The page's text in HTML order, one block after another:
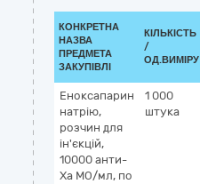
КОНКРЕТНА
НАЗВА
ПРЕДМЕТА
ЗАКУПІВЛІ
КІЛЬКІСТЬ
/
ОД.ВИМІРУ
Еноксапарин
натрію,
розчин для
ін'єкцій,
10000 анти-
Ха МО/мл, по
1 000
штука